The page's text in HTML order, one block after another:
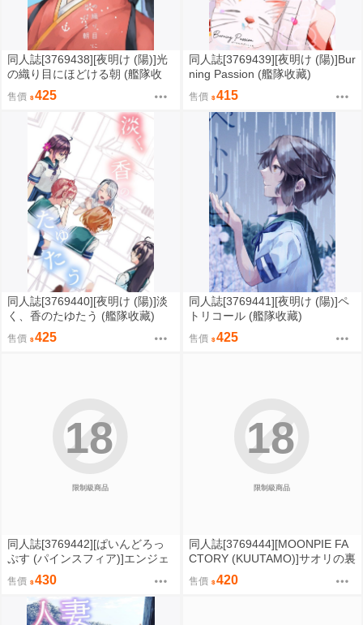
同人誌[3769438][夜明け (陽)]光
の織り目にほどける朝 (艦隊收
售價 425
同人誌[3769439][夜明け (陽)]Bur
ning Passion (艦隊收藏)
售價 415
同人誌[3769440][夜明け (陽)]淡
く、香のたゆたう (艦隊收藏)
售價 425
同人誌[3769441][夜明け (陽)]ペ
トリコール (艦隊收藏)
售價 425
限制級商品
18
同人誌[3769442][ぱいんどろっ
ぷす (パインスフィア)]エンジェ
リックバーサス～セックスバト
ルに魅せられた乙女たちの性春
～ (原創)
售價 430
限制級商品
18
同人誌[3769444][MOONPIE FA
CTORY (KUUTAMO)]サオリの裏
路地潜入.LIVE (蔚藍檔案)
售價 420